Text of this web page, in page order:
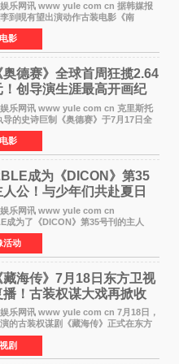
网讯 www yule com cn 据韩媒报
到晛有望出演动作古装电影《南
李秉宪、高允真合作，引发关注。
作古装片，讲述朝鲜初期，为了解救被
俘虏，9
影
奥德赛》全球首周狂揽2.64
！创导演生涯最高开画纪
网讯 www yule com cn 克里斯托
导的史诗巨制《奥德赛》于7月17日全
周末票房表现远超预期——北美首周
1 245亿美元（开画3919馆），全球首周
元
影
成为《DICON》第35
公！与少年们共赴夏日
网讯 www yule com cn
成为了《DICON》第35号刊的主人
题为And The Summer。作为出道后
杂志画报主角的完整体，AND2BLE用清
与全新的夏天相遇了
活动
藏海传》7月18日东方卫视
播！古装权谋大戏再掀收
网讯 www yule com cn 7月18日，
的古装权谋剧《藏海传》正式在东方
播，引发广泛关注。该剧此前已在网
出，凭借精良制作和紧凑剧情收获不俗
上
剧